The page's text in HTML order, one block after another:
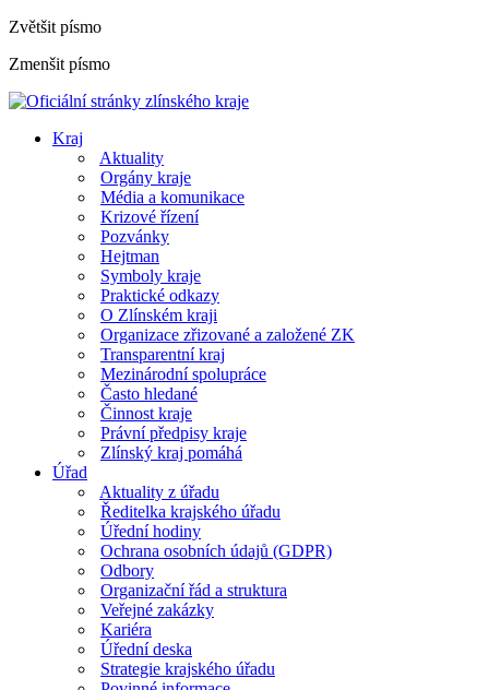
Zvětšit písmo
Zmenšit písmo
Kraj
Aktuality
Orgány kraje
Média a komunikace
Krizové řízení
Pozvánky
Hejtman
Symboly kraje
Praktické odkazy
O Zlínském kraji
Organizace zřizované a založené ZK
Transparentní kraj
Mezinárodní spolupráce
Často hledané
Činnost kraje
Právní předpisy kraje
Zlínský kraj pomáhá
Úřad
Aktuality z úřadu
Ředitelka krajského úřadu
Úřední hodiny
Ochrana osobních údajů (GDPR)
Odbory
Organizační řád a struktura
Veřejné zakázky
Kariéra
Úřední deska
Strategie krajského úřadu